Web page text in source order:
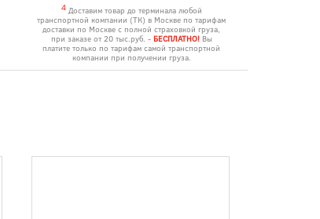
4Доставим товар до терминала любой
транспортной компании (ТК) в Москве по тарифам
доставки по Москве с полной страховкой груза,
при заказе от 20 тыс.руб. - БЕСПЛАТНО!Вы
платите только по тарифам самой транспортной
компании при получении груза.